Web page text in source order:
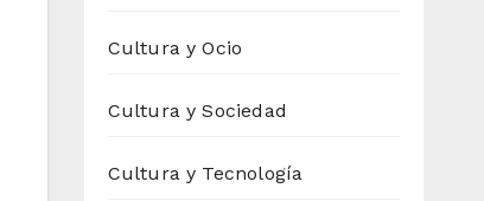
Cultura y Ocio
Cultura y Sociedad
Cultura y Tecnología